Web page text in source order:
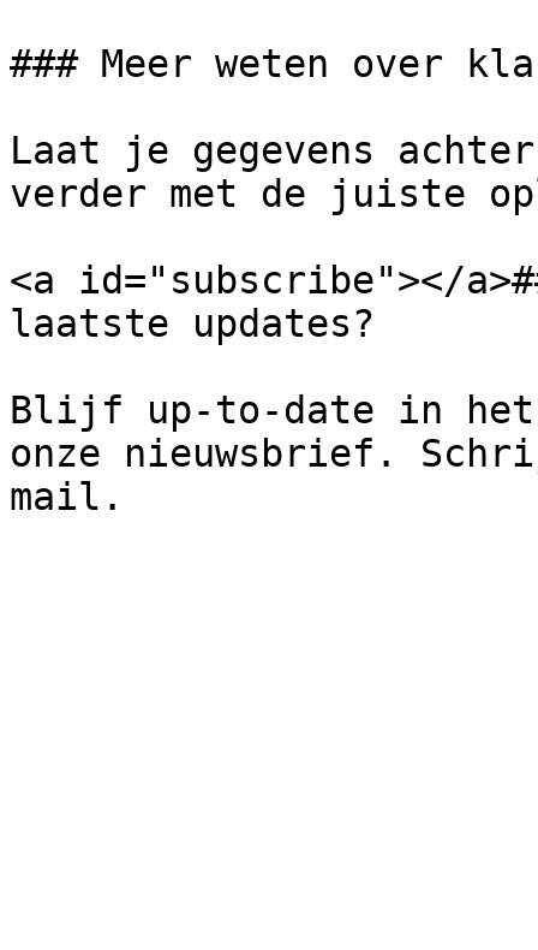
### Meer weten over
Laat je gegevens
verder met de juiste
<a id="subscribe"></
laatste updates?
Blijf up-to-date in het
onze nieuwsbrief.
mail.